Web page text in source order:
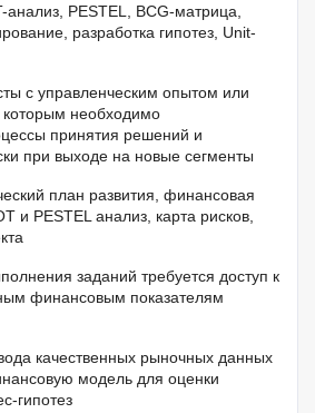
анализ, PESTEL, BCG-матрица,
разработка гипотез, Unit-
с управленческим опытом или
необходимо
принятия решений и
при выходе на новые сегменты
план развития, финансовая
и PESTEL анализ, карта рисков,
заданий требуется доступ к
финансовым показателям
качественных рыночных данных
модель для оценки
гипотез